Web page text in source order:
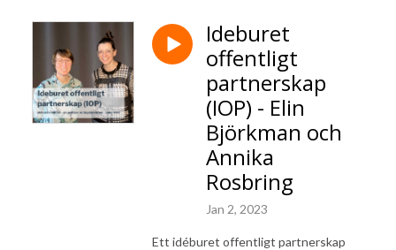
Ideburet
offentligt
partnerskap
(IOP) - Elin
Björkman och
Annika
Rosbring
Jan 2, 2023
Ett idéburet offentligt partnerskap